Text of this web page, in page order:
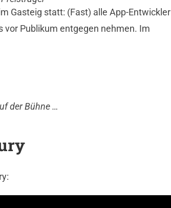
Gasteig statt: (Fast) alle App-Entwickler
vor Publikum entgegen nehmen. Im
der Bühne …